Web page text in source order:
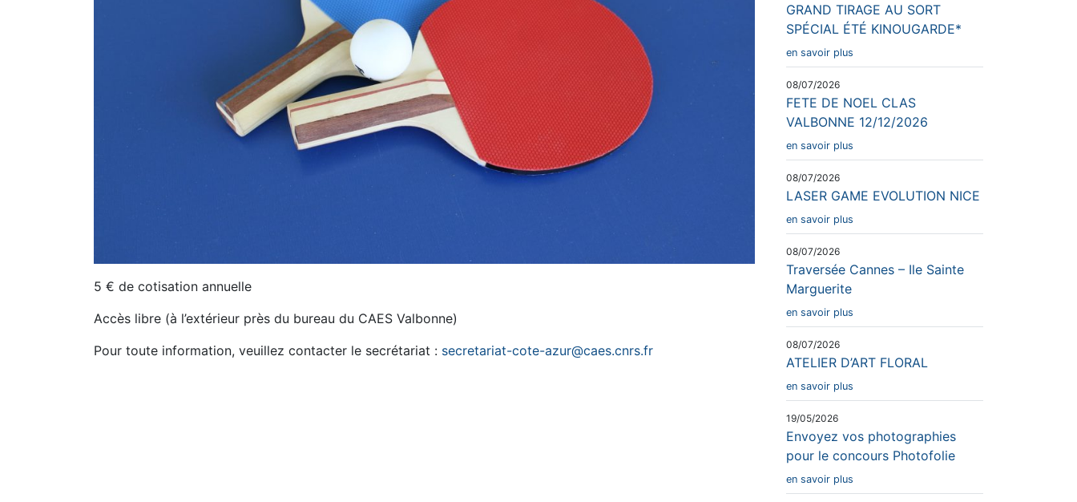
5 € de cotisation annuelle
Accès libre (à l’extérieur près du bureau du CAES Valbonne)
Pour toute information, veuillez contacter le secrétariat : secretariat-cote-azur@caes.cnrs.fr
GRAND TIRAGE AU SORT
SPÉCIAL ÉTÉ KINOUGARDE*
en savoir plus
08/07/2026
FETE DE NOEL CLAS
VALBONNE 12/12/2026
en savoir plus
08/07/2026
LASER GAME EVOLUTION NICE
en savoir plus
08/07/2026
Traversée Cannes – Ile Sainte
Marguerite
en savoir plus
08/07/2026
ATELIER D’ART FLORAL
en savoir plus
19/05/2026
Envoyez vos photographies
pour le concours Photofolie
en savoir plus